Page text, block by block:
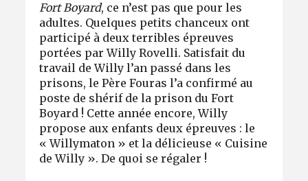
Fort Boyard, ce n’est pas que pour les
adultes. Quelques petits chanceux ont
participé à deux terribles épreuves
portées par Willy Rovelli. Satisfait du
travail de Willy l’an passé dans les
prisons, le Père Fouras l’a confirmé au
poste de shérif de la prison du Fort
Boyard ! Cette année encore, Willy
propose aux enfants deux épreuves : le
« Willymaton » et la délicieuse « Cuisine
de Willy ». De quoi se régaler !